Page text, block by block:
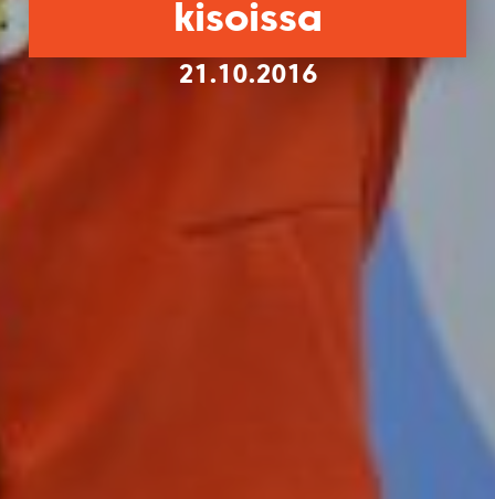
kisoissa
21.10.2016